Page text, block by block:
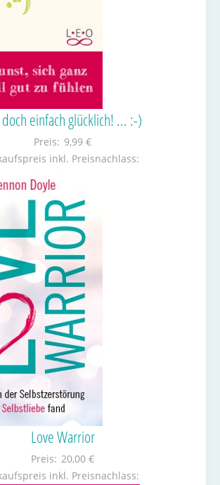
einfach glücklich! ... :-)
Preis: 9,99 €
inkl. Preisnachlass:
Love Warrior
Preis: 20,00 €
inkl. Preisnachlass: